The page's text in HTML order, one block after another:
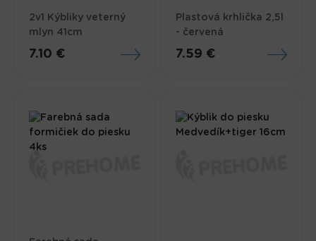
2v1 Kýbliky veterný
mlyn 41cm
7.10 €
Plastová krhlička 2,5l
- červená
7.59 €